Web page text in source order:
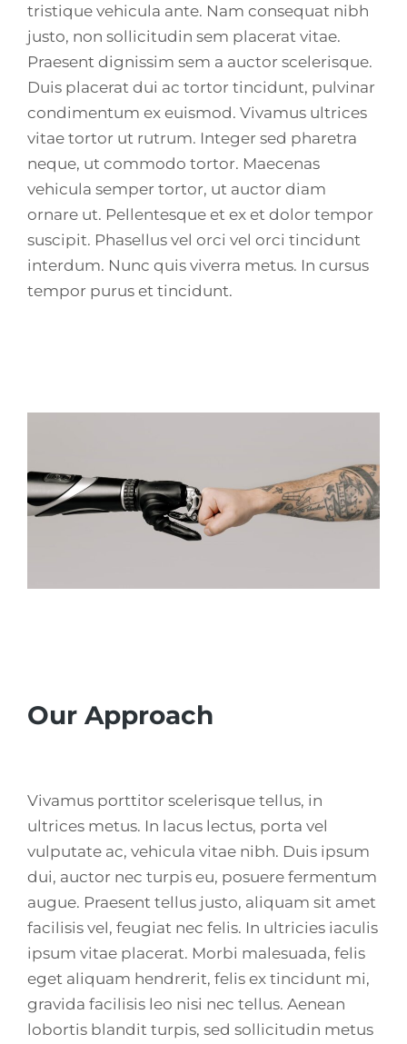
tristique vehicula ante. Nam consequat nibh
justo, non sollicitudin sem placerat vitae.
Praesent dignissim sem a auctor scelerisque.
Duis placerat dui ac tortor tincidunt, pulvinar
condimentum ex euismod. Vivamus ultrices
vitae tortor ut rutrum. Integer sed pharetra
neque, ut commodo tortor. Maecenas
vehicula semper tortor, ut auctor diam
ornare ut. Pellentesque et ex et dolor tempor
suscipit. Phasellus vel orci vel orci tincidunt
interdum. Nunc quis viverra metus. In cursus
tempor purus et tincidunt.
Our Approach
Vivamus porttitor scelerisque tellus, in
ultrices metus. In lacus lectus, porta vel
vulputate ac, vehicula vitae nibh. Duis ipsum
dui, auctor nec turpis eu, posuere fermentum
augue. Praesent tellus justo, aliquam sit amet
facilisis vel, feugiat nec felis. In ultricies iaculis
ipsum vitae placerat. Morbi malesuada, felis
eget aliquam hendrerit, felis ex tincidunt mi,
gravida facilisis leo nisi nec tellus. Aenean
lobortis blandit turpis, sed sollicitudin metus